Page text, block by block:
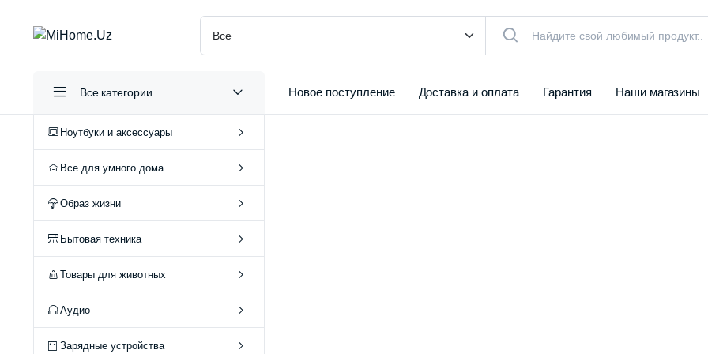
Все категории
Ноутбуки и аксессуары
Все для умного дома
Образ жизни
Бытовая техника
Товары для животных
Аудио
Зарядные устройства
Новое поступление Доставка и оплата Гарантия Наши магазины